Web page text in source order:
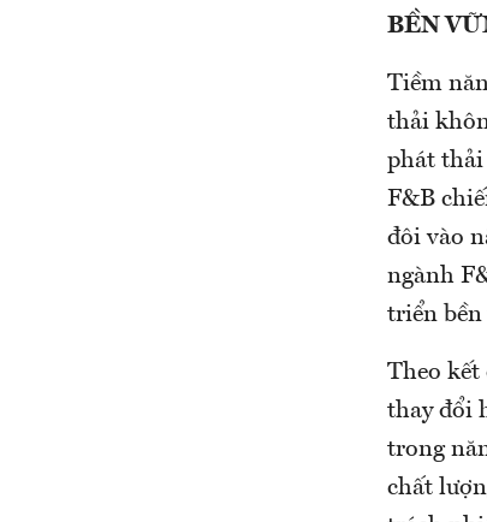
BỀN
Tiềm
thải
phát thải
F&B
đôi vào
ngành
triển bền
Theo kết
thay đổi
trong
chất